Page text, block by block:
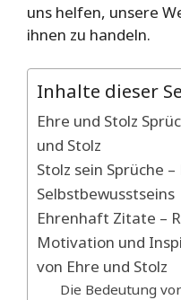
uns helfen, unsere
ihnen zu handeln.
Inhalte dieser
Ehre und Stolz
und Stolz
Stolz sein Sprüche
Selbstbewusstseins
Ehrenhaft Zitate –
Motivation und
von Ehre und Stolz
Die Bedeutung